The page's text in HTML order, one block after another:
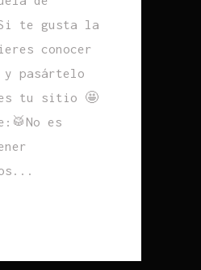
te gusta la
conocer
y pasártelo
tu sitio 🤩
es